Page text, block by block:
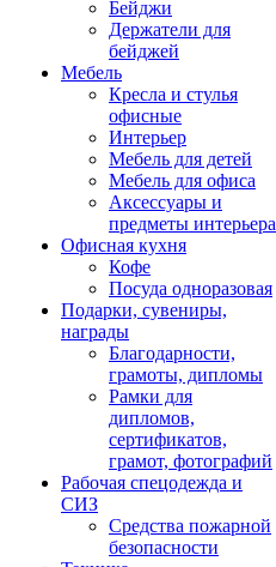
Бейджи
Держатели для
бейджей
Мебель
Кресла и стулья
офисные
Интерьер
Мебель для детей
Мебель для офиса
Аксессуары и
предметы интерьера
Офисная кухня
Кофе
Посуда одноразовая
Подарки, сувениры,
награды
Благодарности,
грамоты, дипломы
Рамки для
дипломов,
сертификатов,
грамот, фотографий
Рабочая спецодежда и
СИЗ
Средства пожарной
безопасности